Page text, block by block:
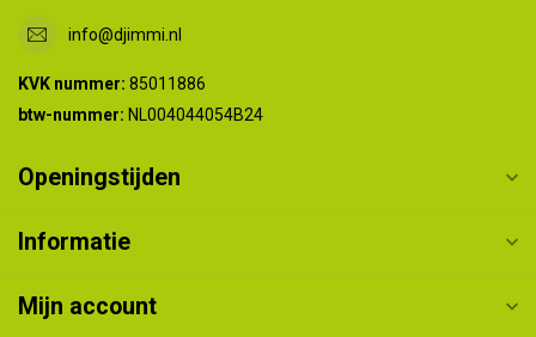
info@djimmi.nl
KVK nummer: 85011886
btw-nummer: NL004044054B24
Openingstijden
Informatie
Mijn account